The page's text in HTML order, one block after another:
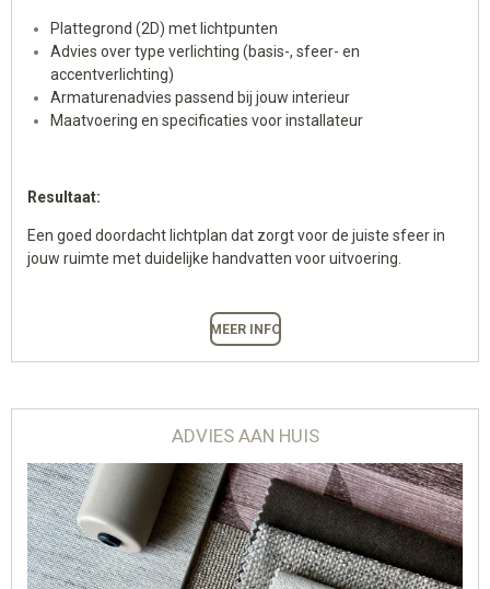
Plattegrond (2D) met lichtpunten
Advies over type verlichting (basis-, sfeer- en
accentverlichting)
Armaturenadvies passend bij jouw interieur
Maatvoering en specificaties voor installateur
Resultaat:
Een goed doordacht lichtplan dat zorgt voor de juiste sfeer in
jouw ruimte met duidelijke handvatten voor uitvoering.
MEER INFO
ADVIES AAN HUIS